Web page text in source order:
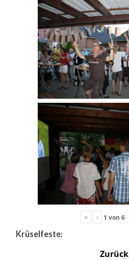
« ‹ 1 von 6
Krüselfeste:
Zurück